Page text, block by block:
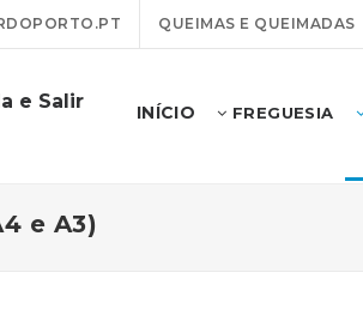
QUEIMAS E QUEIMADAS
e Salir
INÍCIO FREGUESIA
e A3)